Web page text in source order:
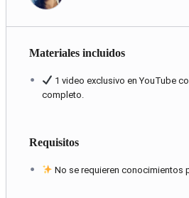
Materiales incluidos
1 video exclusivo en YouTube
completo.
Requisitos
No se requieren conocimientos